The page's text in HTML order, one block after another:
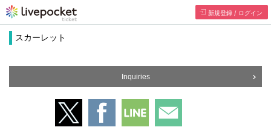
新規登録 / ログイン
スカーレット
Inquiries